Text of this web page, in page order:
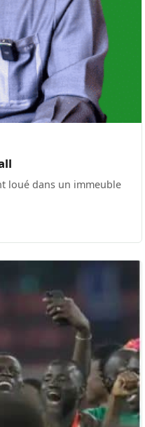
loué dans un immeuble